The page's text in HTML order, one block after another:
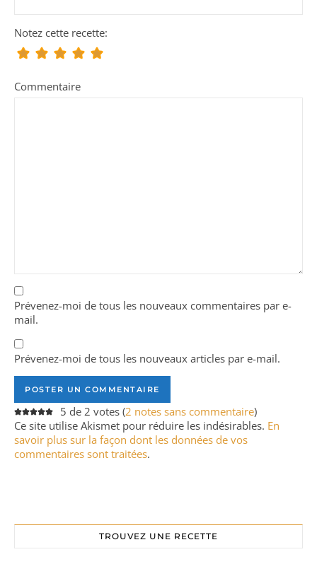
Notez cette recette:
Commentaire
Prévenez-moi de tous les nouveaux commentaires par e-
mail.
Prévenez-moi de tous les nouveaux articles par e-mail.
5 de 2 votes (2 notes sans commentaire)
Ce site utilise Akismet pour réduire les indésirables. En
savoir plus sur la façon dont les données de vos
commentaires sont traitées.
TROUVEZ UNE RECETTE